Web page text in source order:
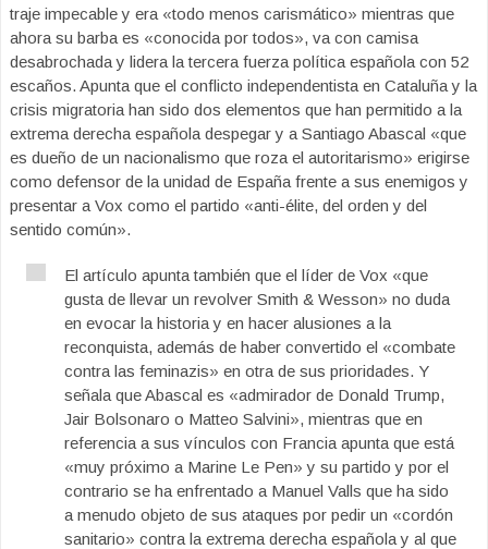
traje impecable y era «todo menos carismático» mientras que
ahora su barba es «conocida por todos», va con camisa
desabrochada y lidera la tercera fuerza política española con 52
escaños. Apunta que el conflicto independentista en Cataluña y la
crisis migratoria han sido dos elementos que han permitido a la
extrema derecha española despegar y a Santiago Abascal «que
es dueño de un nacionalismo que roza el autoritarismo» erigirse
como defensor de la unidad de España frente a sus enemigos y
presentar a Vox como el partido «anti-élite, del orden y del
sentido común».
El artículo apunta también que el líder de Vox «que
gusta de llevar un revolver Smith & Wesson» no duda
en evocar la historia y en hacer alusiones a la
reconquista, además de haber convertido el «combate
contra las feminazis» en otra de sus prioridades. Y
señala que Abascal es «admirador de Donald Trump,
Jair Bolsonaro o Matteo Salvini», mientras que en
referencia a sus vínculos con Francia apunta que está
«muy próximo a Marine Le Pen» y su partido y por el
contrario se ha enfrentado a Manuel Valls que ha sido
a menudo objeto de sus ataques por pedir un «cordón
sanitario» contra la extrema derecha española y al que